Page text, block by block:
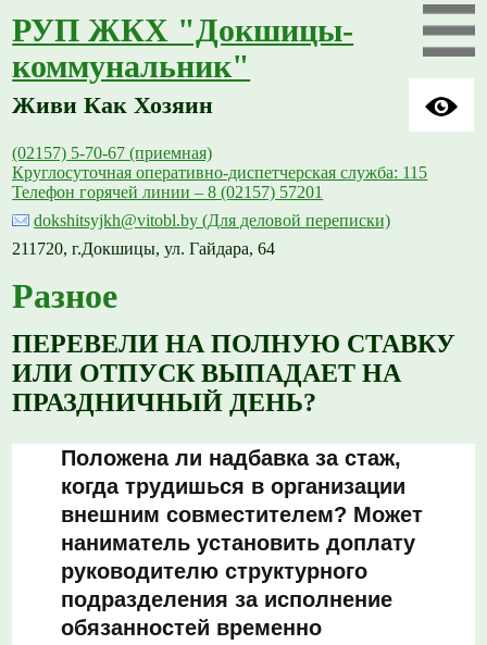
РУП ЖКХ "Докшицы-
коммунальник"
Живи Как Хозяин
(02157) 5-70-67 (приемная)
Круглосуточная оперативно-диспетчерская служба: 115
Телефон горячей линии – 8 (02157) 57201
dokshitsyjkh@vitobl.by (Для деловой переписки)
211720, г.Докшицы, ул. Гайдара, 64
Разное
ПЕРЕВЕЛИ НА ПОЛНУЮ СТАВКУ
ИЛИ ОТПУСК ВЫПАДАЕТ НА
ПРАЗДНИЧНЫЙ ДЕНЬ?
Положена ли надбавка за стаж,
когда трудишься в организации
внешним совместителем? Может
наниматель установить доплату
руководителю структурного
подразделения за исполнение
обязанностей временно